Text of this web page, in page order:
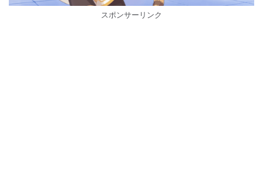
スポンサーリンク